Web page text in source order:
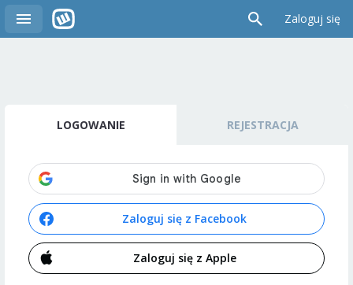
Zaloguj się
LOGOWANIE REJESTRACJA
Zaloguj się z Facebook
Zaloguj się z Apple